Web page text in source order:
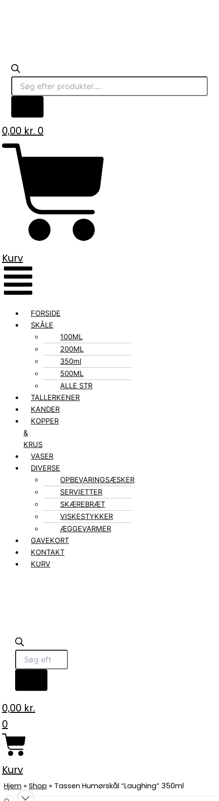
0,00 kr. 0
Kurv
FORSIDE
SKÅLE
100ML
200ML
350ml
500ML
ALLE STR
TALLERKENER
KANDER
KOPPER
&
KRUS
VASER
DIVERSE
OPBEVARINGSÆSKER
SERVIETTER
SKÆREBRÆT
VISKESTYKKER
ÆGGEVARMER
GAVEKORT
KONTAKT
KURV
0,00 kr.
0
Kurv
Hjem » Shop » Tassen Humørskål “Laughing” 350ml